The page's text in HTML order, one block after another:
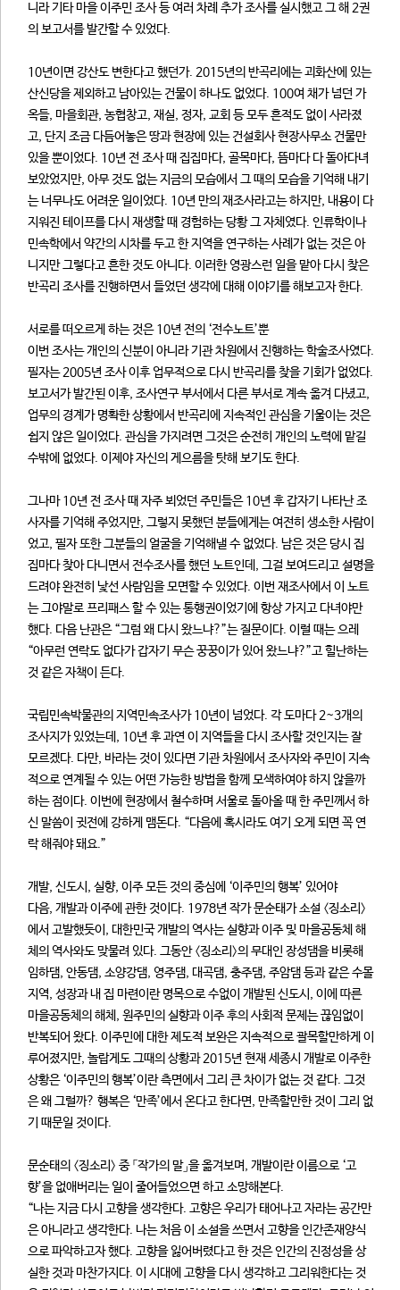
니라 기타 마을 이주민 조사 등 여러 차례 추가 조사를 실시했고 그 해 2권
의 보고서를 발간할 수 있었다.
10년이면 강산도 변한다고 했던가. 2015년의 반곡리에는 괴화산에 있는
산신당을 제외하고 남아있는 건물이 하나도 없었다. 100여 채가 넘던 가
옥들, 마을회관, 농협창고, 재실, 정자, 교회 등 모두 흔적도 없이 사라졌
고, 단지 조금 다듬어놓은 땅과 현장에 있는 건설회사 현장사무소 건물만
있을 뿐이었다. 10년 전 조사 때 집집마다, 골목마다, 뜸마다 다 돌아다녀
보았었지만, 아무 것도 없는 지금의 모습에서 그 때의 모습을 기억해 내기
는 너무나도 어려운 일이었다. 10년 만의 재조사라고는 하지만, 내용이 다
지워진 테이프를 다시 재생할 때 경험하는 당황 그 자체였다. 인류학이나
민속학에서 약간의 시차를 두고 한 지역을 연구하는 사례가 없는 것은 아
니지만 그렇다고 흔한 것도 아니다. 이러한 영광스런 일을 맡아 다시 찾은
반곡리 조사를 진행하면서 들었던 생각에 대해 이야기를 해보고자 한다.
서로를 떠오르게 하는 것은 10년 전의 ‘전수노트’뿐
이번 조사는 개인의 신분이 아니라 기관 차원에서 진행하는 학술조사였다.
필자는 2005년 조사 이후 업무적으로 다시 반곡리를 찾을 기회가 없었다.
보고서가 발간된 이후, 조사연구 부서에서 다른 부서로 계속 옮겨 다녔고,
업무의 경계가 명확한 상황에서 반곡리에 지속적인 관심을 기울이는 것은
쉽지 않은 일이었다. 관심을 가지려면 그것은 순전히 개인의 노력에 맡길
수밖에 없었다. 이제야 자신의 게으름을 탓해 보기도 한다.
그나마 10년 전 조사 때 자주 뵈었던 주민들은 10년 후 갑자기 나타난 조
사자를 기억해 주었지만, 그렇지 못했던 분들에게는 여전히 생소한 사람이
었고, 필자 또한 그분들의 얼굴을 기억해낼 수 없었다. 남은 것은 당시 집
집마다 찾아 다니면서 전수조사를 했던 노트인데, 그걸 보여드리고 설명을
드려야 완전히 낯선 사람임을 모면할 수 있었다. 이번 재조사에서 이 노트
는 그야말로 프리패스 할 수 있는 통행권이었기에 항상 가지고 다녀야만
했다. 다음 난관은 “그럼 왜 다시 왔느냐?”는 질문이다. 이럴 때는 으레
“아무런 연락도 없다가 갑자기 무슨 꿍꿍이가 있어 왔느냐?”고 힐난하는
것 같은 자책이 든다.
국립민속박물관의 지역민속조사가 10년이 넘었다. 각 도마다 2~3개의
조사지가 있었는데, 10년 후 과연 이 지역들을 다시 조사할 것인지는 잘
모르겠다. 다만, 바라는 것이 있다면 기관 차원에서 조사자와 주민이 지속
적으로 연계될 수 있는 어떤 가능한 방법을 함께 모색하여야 하지 않을까
하는 점이다. 이번에 현장에서 철수하며 서울로 돌아올 때 한 주민께서 하
신 말씀이 귓전에 강하게 맴돈다. “다음에 혹시라도 여기 오게 되면 꼭 연
락 해줘야 돼요.”
개발, 신도시, 실향, 이주 모든 것의 중심에 ‘이주민의 행복’ 있어야
다음, 개발과 이주에 관한 것이다. 1978년 작가 문순태가 소설 〈징소리〉
에서 고발했듯이, 대한민국 개발의 역사는 실향과 이주 및 마을공동체 해
체의 역사와도 맞물려 있다. 그동안 〈징소리〉의 무대인 장성댐을 비롯해
임하댐, 안동댐, 소양강댐, 영주댐, 대곡댐, 충주댐, 주암댐 등과 같은 수몰
지역, 성장과 내 집 마련이란 명목으로 수없이 개발된 신도시, 이에 따른
마을공동체의 해체, 원주민의 실향과 이주 후의 사회적 문제는 끊임없이
반복되어 왔다. 이주민에 대한 제도적 보완은 지속적으로 괄목할만하게 이
루어졌지만, 놀랍게도 그때의 상황과 2015년 현재 세종시 개발로 이주한
상황은 ‘이주민의 행복’이란 측면에서 그리 큰 차이가 없는 것 같다. 그것
은 왜 그럴까? 행복은 ‘만족’에서 온다고 한다면, 만족할만한 것이 그리 없
기 때문일 것이다.
문순태의 〈징소리〉 중 「작가의 말」을 옮겨보며, 개발이란 이름으로 ‘고
향’을 없애버리는 일이 줄어들었으면 하고 소망해본다.
“나는 지금 다시 고향을 생각한다. 고향은 우리가 태어나고 자라는 공간만
은 아니라고 생각한다. 나는 처음 이 소설을 쓰면서 고향을 인간존재양식
으로 파악하고자 했다. 고향을 잃어버렸다고 한 것은 인간의 진정성을 상
실한 것과 마찬가지다. 이 시대에 고향을 다시 생각하고 그리워한다는 것